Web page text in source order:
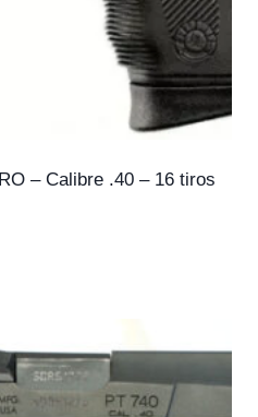
– Calibre .40 – 16 tiros